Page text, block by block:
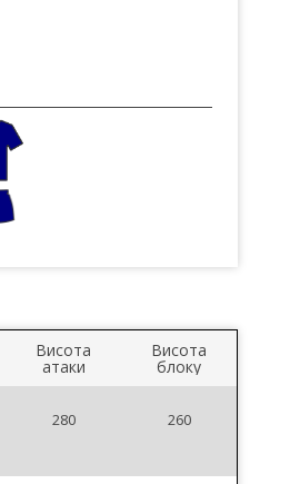
Висота
атаки
Висота
блоку
280 260